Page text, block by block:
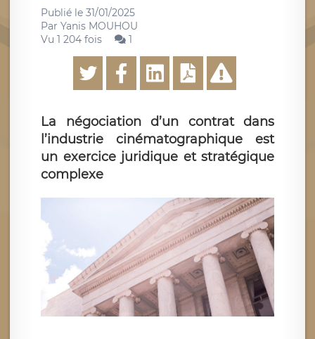
Publié le 31/01/2025
Par Yanis MOUHOU
Vu 1 204 fois
1
La négociation d’un contrat dans
l’industrie cinématographique est
un exercice juridique et stratégique
complexe